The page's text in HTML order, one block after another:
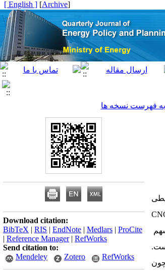
[
Archive
]
[ English ]
فهرست نسخه ها
Download citation:
BibTeX | RIS | EndNote | Medlars | ProCite
| Reference Manager| RefWorks
Send citation to:
Mendeley
Zotero RefWorks